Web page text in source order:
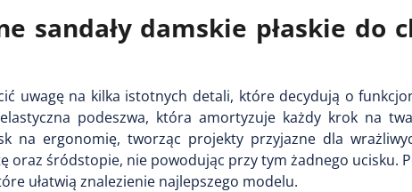
sandały damskie płaskie do
uwagę na kilka istotnych detali, które decydują o
podeszwa, która amortyzuje każdy krok na
na ergonomię, tworząc projekty przyjazne dla
śródstopie, nie powodując przy tym żadnego ucisku.
ułatwią znalezienie najlepszego modelu.